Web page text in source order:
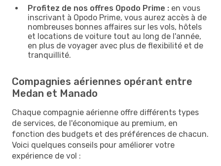
Profitez de nos offres Opodo Prime : en vous
inscrivant à Opodo Prime, vous aurez accès à de
nombreuses bonnes affaires sur les vols, hôtels
et locations de voiture tout au long de l'année,
en plus de voyager avec plus de flexibilité et de
tranquillité.
Compagnies aériennes opérant entre
Medan et Manado
Chaque compagnie aérienne offre différents types
de services, de l'économique au premium, en
fonction des budgets et des préférences de chacun.
Voici quelques conseils pour améliorer votre
expérience de vol :